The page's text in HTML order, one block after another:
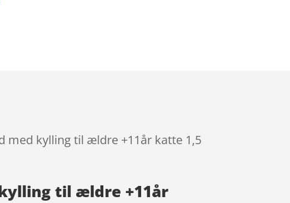
med kylling til ældre +11år katte 1,5
til ældre +11år